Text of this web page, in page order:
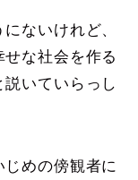
ないけれど、
な社会を作る
いていらっし
めの傍観者に